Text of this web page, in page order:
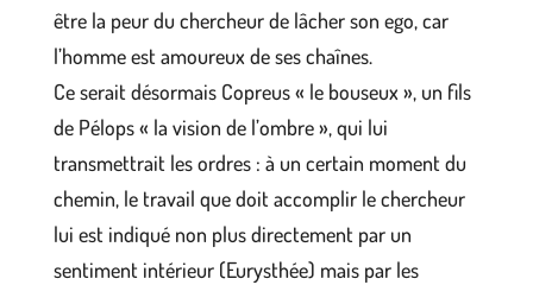
être la peur du chercheur de lâcher son ego, car
l’homme est amoureux de ses chaînes.
Ce serait désormais Copreus « le bouseux », un fils
de Pélops « la vision de l’ombre », qui lui
transmettrait les ordres : à un certain moment du
chemin, le travail que doit accomplir le chercheur
lui est indiqué non plus directement par un
sentiment intérieur (Eurysthée) mais par les